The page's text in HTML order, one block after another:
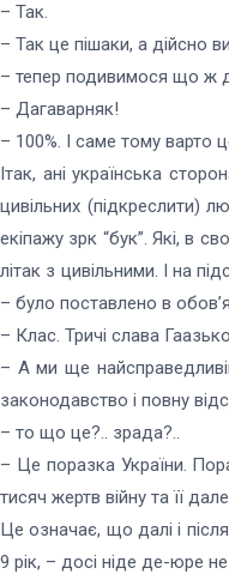
– Так.
– Так це пішаки, а дійсно
– тепер подивимося що ж
– Дагаварняк!
– 100%. І саме тому варто
Ітак, ані українська
цивільних (підкреслити)
екіпажу зрк “бук”. Які, в
літак з цивільними. І на
– було поставлено в
– Клас. Тричі слава
– А ми ще
законодавство і повну
– то що це?.. зрада?..
– Це поразка України.
тисяч жертв війну та її
Це означає, що далі і
9 рік, – досі ніде де-юре